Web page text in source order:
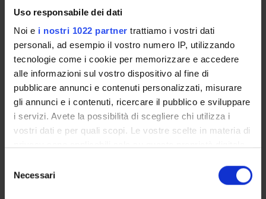
Uso responsabile dei dati
Noi e i nostri 1022 partner trattiamo i vostri dati
personali, ad esempio il vostro numero IP, utilizzando
tecnologie come i cookie per memorizzare e accedere
alle informazioni sul vostro dispositivo al fine di
pubblicare annunci e contenuti personalizzati, misurare
gli annunci e i contenuti, ricercare il pubblico e sviluppare
i servizi. Avete la possibilità di scegliere chi utilizza i
vostri dati e per quali scopi. Le vostre scelte in materia di
modificare o revocare il proprio consenso in qualsiasi
momento dalla Dichiarazione sui cookie o facendo clic
delNecessari
Fabio Vicini (Senior Research Associate)
Mohammad Javaid (Research Assistant)
Zarina Urmanbetova (Postdoctoral Fellow)
Gulzhan Begeyeva (PhD candidate)
Pol Llopart i Olivella (PhD candidate)
PROJECT PARTICIPANTS
Associate Professor